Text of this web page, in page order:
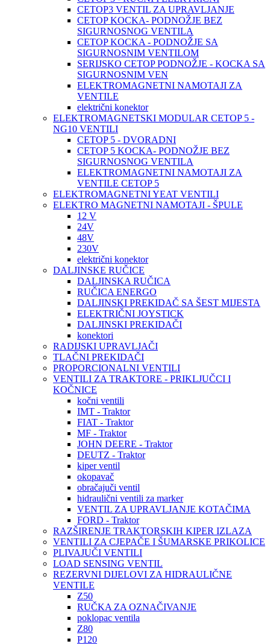
CETOP3 VENTIL ZA UPRAVLJANJE
CETOP KOCKA- PODNOŽJE BEZ
SIGURNOSNOG VENTILA
CETOP KOCKA - PODNOŽJE SA
SIGURNOSNIM VENTILOM
SERIJSKO CETOP PODNOŽJE - KOCKA SA
SIGURNOSNIM VEN
ELEKTROMAGNETNI NAMOTAJI ZA
VENTILE
električni konektor
ELEKTROMAGNETSKI MODULAR CETOP 5 -
NG10 VENTILI
CETOP 5 - DVORADNI
CETOP 5 KOCKA- PODNOŽJE BEZ
SIGURNOSNOG VENTILA
ELEKTROMAGNETNI NAMOTAJI ZA
VENTILE CETOP 5
ELEKTROMAGNETNI YEAT VENTILI
ELEKTRO MAGNETNI NAMOTAJI - ŠPULE
12 V
24V
48V
230V
električni konektor
DALJINSKE RUČICE
DALJINSKA RUČICA
RUČICA ENERGO
DALJINSKI PREKIDAČ SA ŠEST MIJESTA
ELEKTRIČNI JOYSTICK
DALJINSKI PREKIDAČI
konektori
RADIJSKI UPRAVLJAČI
TLAČNI PREKIDAČI
PROPORCIONALNI VENTILI
VENTILI ZA TRAKTORE - PRIKLJUČCI I
KOČNICE
kočni ventili
IMT - Traktor
FIAT - Traktor
MF - Traktor
JOHN DEERE - Traktor
DEUTZ - Traktor
kiper ventil
okopavač
obračajuči ventil
hidraulični ventili za marker
VENTIL ZA UPRAVLJANJE KOTAČIMA
FORD - Traktor
RAZŠIRENJE TRAKTORSKIH KIPER IZLAZA
VENTILI ZA CJEPAČE I ŠUMARSKE PRIKOLICE
PLIVAJUČI VENTILI
LOAD SENSING VENTIL
REZERVNI DIJELOVI ZA HIDRAULIČNE
VENTILE
Z50
RUČKA ZA OZNAČIVANJE
poklopac ventila
Z80
P120